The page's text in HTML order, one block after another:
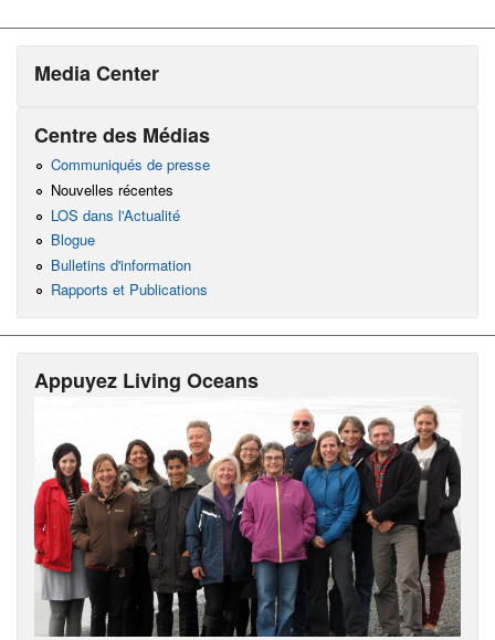
Media Center
Centre des Médias
Communiqués de presse
Nouvelles récentes
LOS dans l'Actualité
Blogue
Bulletins d'information
Rapports et Publications
Appuyez Living Oceans